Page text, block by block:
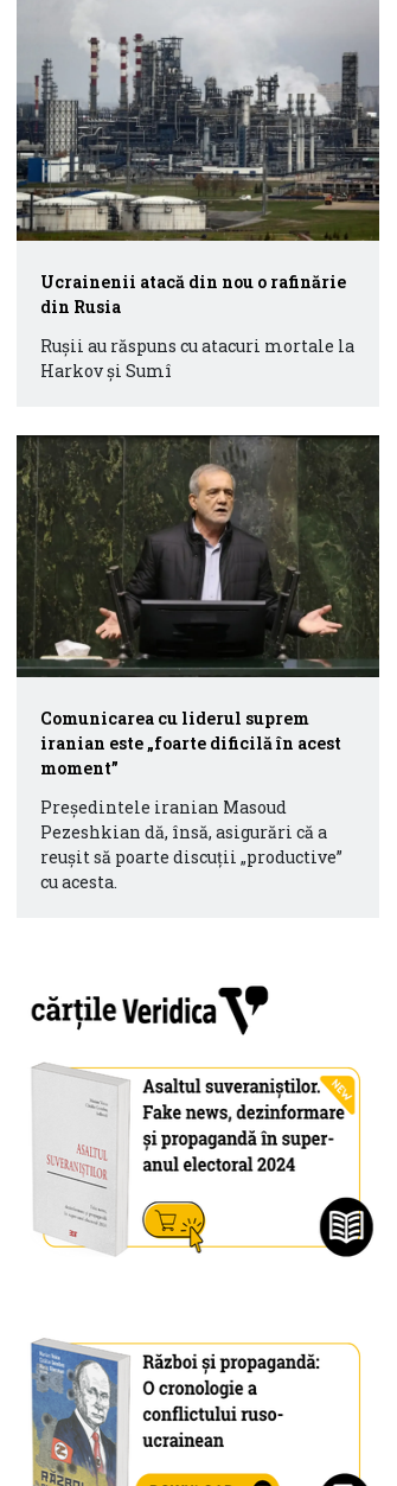
Ucrainenii atacă din nou o rafinărie
din Rusia
Ruşii au răspuns cu atacuri mortale la
Harkov şi Sumî
Comunicarea cu liderul suprem
iranian este „foarte dificilă în acest
moment”
Președintele iranian Masoud
Pezeshkian dă, însă, asigurări că a
reușit să poarte discuții „productive”
cu acesta.